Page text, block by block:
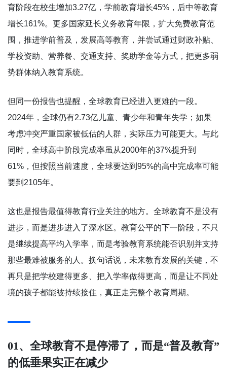
育阶段在校生增加3.27亿，学前教育增长45%，后中等教育
增长161%。更多国家延长义务教育年限，扩大免费教育范
围，推进学前普及，发展高等教育，并尝试通过财政补贴、
学校资助、营养餐、交通支持、奖助学金等方式，把更多弱
势群体纳入教育系统。
但同一份报告也提醒，全球教育已经进入更难的一段。
2024年，全球仍有2.73亿儿童、青少年和青年失学；如果
考虑冲突严重国家被低估的人群，实际压力可能更大。与此
同时，全球高中阶段完成率虽从2000年的37%提升到
61%，但按照当前速度，全球要达到95%的高中完成率可能
要到2105年。
这也是报告最值得教育行业关注的地方。全球教育不是没有
进步，而是进步进入了深水区。教育公平的下一阶段，不只
是继续提高平均入学率，而是考验教育系统能否识别并支持
那些最难被服务的人。换句话说，未来教育发展的关键，不
再只是把学校建得更多、把入学率做得更高，而是让不同处
境的孩子都能被持续接住，真正走完整个教育周期。
01、全球教育不是停滞了，而是“普及教育”
的低垂果实正在减少